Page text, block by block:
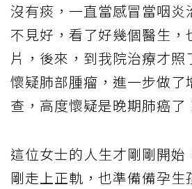
沒有痰，一直當感冒當咽炎
不見好，看了好幾個醫生，
片，後來，到我院治療才照
懷疑肺部腫瘤，進一步做了
查，高度懷疑是晚期肺癌了
這位女士的人生才剛剛開始
剛走上正軌，也準備備孕生